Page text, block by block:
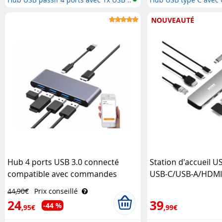
Hub 4 ports USB 3.0 connecté
compatible avec commandes
44,90€ Prix conseillé
24,95€ -44 %
NOUVEAUTÉ
Station d'accueil
USB-C/USB-A/
39,99€